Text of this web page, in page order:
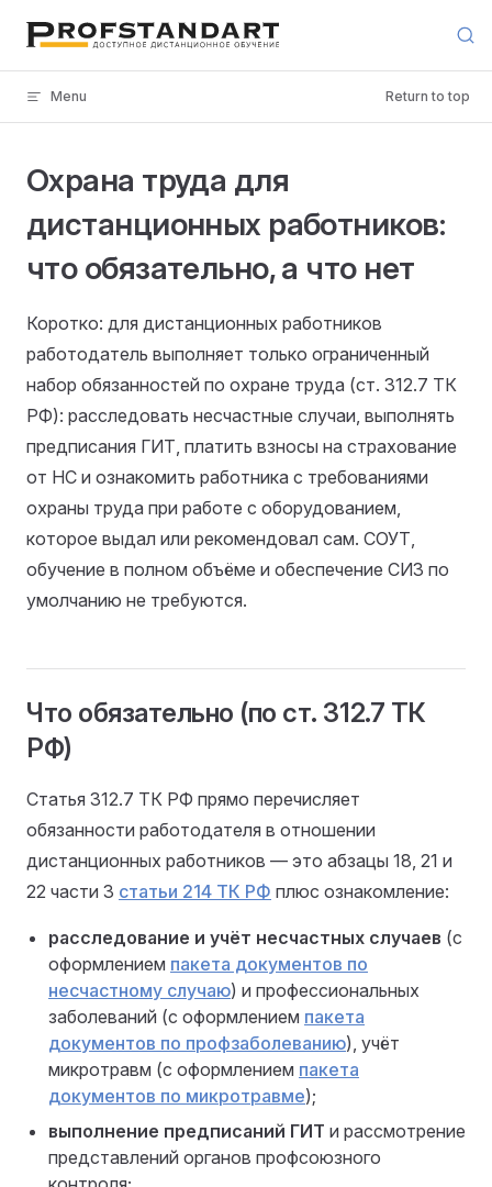
Skip to content
Menu Return to top
Охрана труда для
дистанционных работников:
что обязательно, а что нет
Коротко: для дистанционных работников
работодатель выполняет только ограниченный
набор обязанностей по охране труда (ст. 312.7 ТК
РФ): расследовать несчастные случаи, выполнять
предписания ГИТ, платить взносы на страхование
от НС и ознакомить работника с требованиями
охраны труда при работе с оборудованием,
которое выдал или рекомендовал сам. СОУТ,
обучение в полном объёме и обеспечение СИЗ по
умолчанию не требуются.
Что обязательно (по ст. 312.7 ТК
РФ)
Статья 312.7 ТК РФ прямо перечисляет
обязанности работодателя в отношении
дистанционных работников — это абзацы 18, 21 и
22 части 3 статьи 214 ТК РФ плюс ознакомление:
расследование и учёт несчастных случаев (с
оформлением пакета документов по
несчастному случаю) и профессиональных
заболеваний (с оформлением пакета
документов по профзаболеванию), учёт
микротравм (с оформлением пакета
документов по микротравме);
выполнение предписаний ГИТ и рассмотрение
представлений органов профсоюзного